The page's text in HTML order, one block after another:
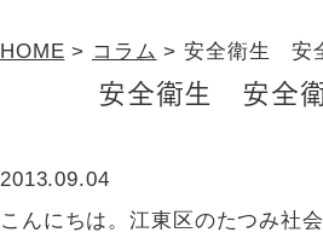
HOME > コラム >安全衛生 安
安全衛生 安全
2013.09.04
こんにちは。江東区のたつみ社